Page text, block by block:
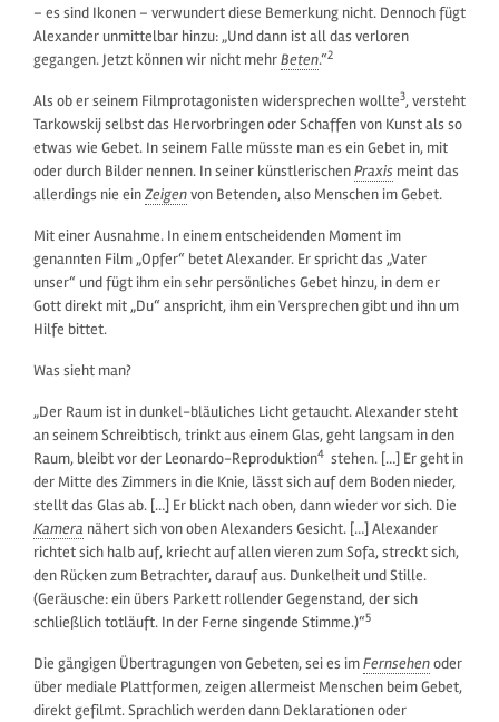
– es sind Ikonen – verwundert diese Bemerkung nicht. Dennoch fügt
Alexander unmittelbar hinzu: „Und dann ist all das verloren
gegangen. Jetzt können wir nicht mehrBeten.“2
Als ob er seinem Filmprotagonisten widersprechen wollte3, versteht
Tarkowskij selbst das Hervorbringen oder Schaffen von Kunst als so
etwas wie Gebet. In seinem Falle müsste man es ein Gebet in, mit
oder durch Bilder nennen. In seiner künstlerischenPraxis meint das
allerdings nie einZeigenvon Betenden, also Menschen im Gebet.
Mit einer Ausnahme. In einem entscheidenden Moment im
genannten Film „Opfer“ betet Alexander. Er spricht das „Vater
unser“ und fügt ihm ein sehr persönliches Gebet hinzu, in dem er
Gott direkt mit „Du“ anspricht, ihm ein Versprechen gibt und ihn um
Hilfe bittet.
Was sieht man?
„Der Raum ist in dunkel-bläuliches Licht getaucht. Alexander steht
an seinem Schreibtisch, trinkt aus einem Glas, geht langsam in den
Raum, bleibt vor der Leonardo-Reproduktion4 stehen. […] Er geht in
der Mitte des Zimmers in die Knie, lässt sich auf dem Boden nieder,
stellt das Glas ab. […] Er blickt nach oben, dann wieder vor sich. Die
Kamera nähert sich von oben Alexanders Gesicht. […] Alexander
richtet sich halb auf, kriecht auf allen vieren zum Sofa, streckt sich,
den Rücken zum Betrachter, darauf aus. Dunkelheit und Stille.
(Geräusche: ein übers Parkett rollender Gegenstand, der sich
schließlich totläuft. In der Ferne singende Stimme.)“5
Die gängigen Übertragungen von Gebeten, sei es imFernsehenoder
über mediale Plattformen, zeigen allermeist Menschen beim Gebet,
direkt gefilmt. Sprachlich werden dann Deklarationen oder